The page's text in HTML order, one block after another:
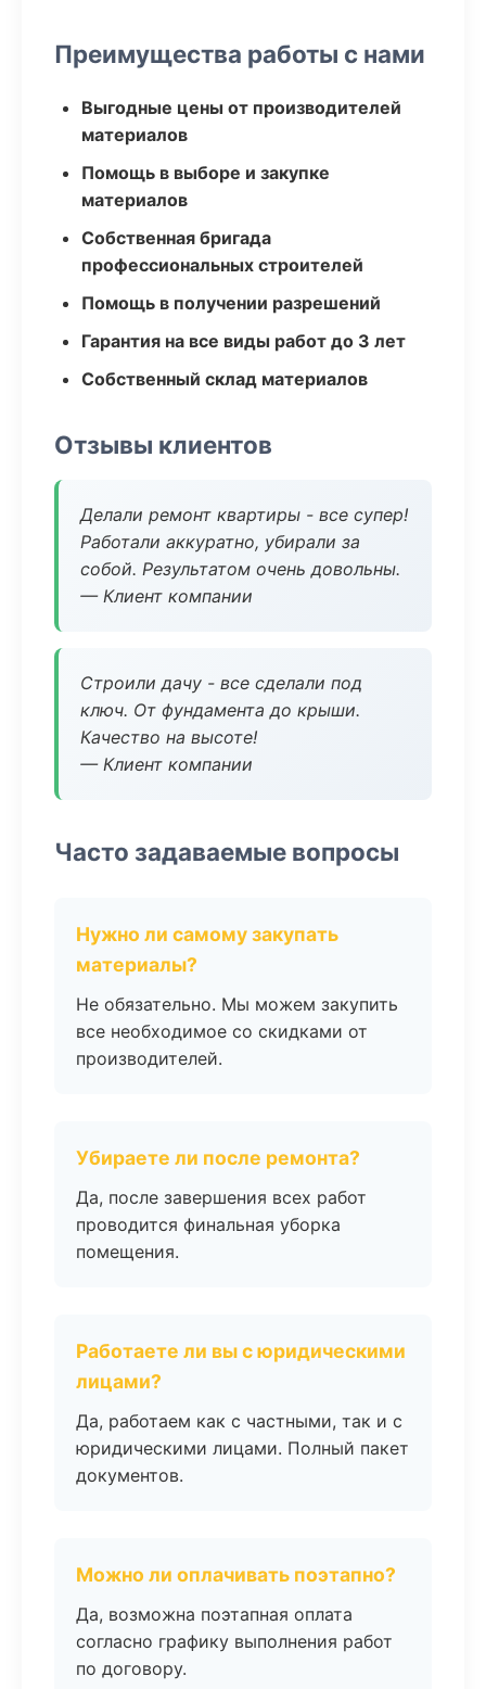
Преимущества работы с нами
Выгодные цены от производителей
материалов
Помощь в выборе и закупке
материалов
Собственная бригада
профессиональных строителей
Помощь в получении разрешений
Гарантия на все виды работ до 3 лет
Собственный склад материалов
Отзывы клиентов
Делали ремонт квартиры - все супер!
Работали аккуратно, убирали за
собой. Результатом очень довольны.
— Клиент компании
Строили дачу - все сделали под
ключ. От фундамента до крыши.
Качество на высоте!
— Клиент компании
Часто задаваемые вопросы
Нужно ли самому закупать
материалы?
Не обязательно. Мы можем закупить
все необходимое со скидками от
производителей.
Убираете ли после ремонта?
Да, после завершения всех работ
проводится финальная уборка
помещения.
Работаете ли вы с юридическими
лицами?
Да, работаем как с частными, так и с
юридическими лицами. Полный пакет
документов.
Можно ли оплачивать поэтапно?
Да, возможна поэтапная оплата
согласно графику выполнения работ
по договору.